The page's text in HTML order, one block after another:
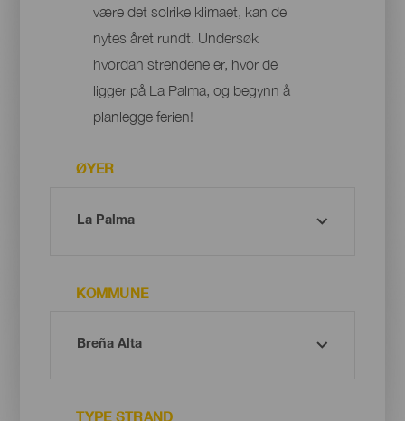
være det solrike klimaet, kan de
nytes året rundt. Undersøk
hvordan strendene er, hvor de
ligger på La Palma, og begynn å
planlegge ferien!
ØYER
KOMMUNE
TYPE STRAND